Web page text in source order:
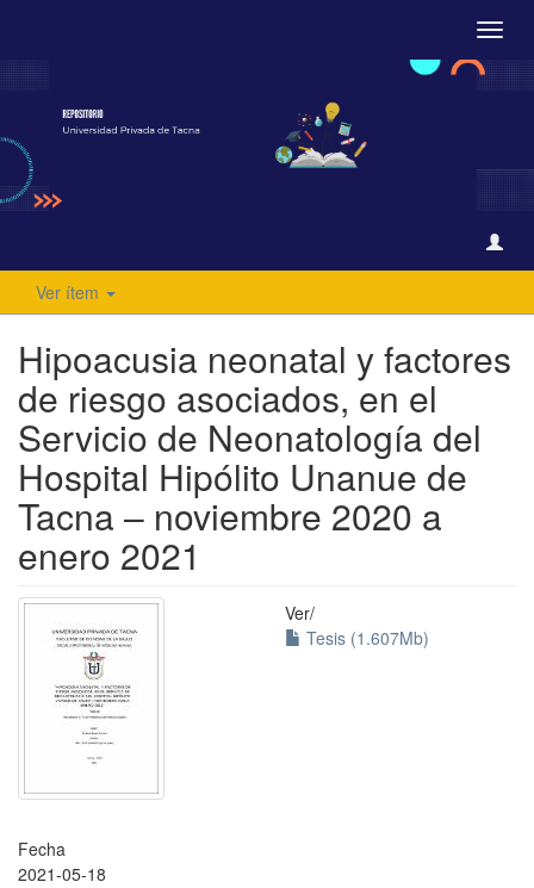
Ver ítem
Hipoacusia neonatal y factores
de riesgo asociados, en el
Servicio de Neonatología del
Hospital Hipólito Unanue de
Tacna – noviembre 2020 a
enero 2021
Ver/
Tesis (1.607Mb)
Fecha
2021-05-18